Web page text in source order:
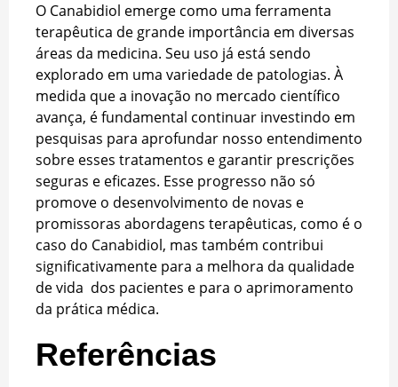
O Canabidiol emerge como uma ferramenta
terapêutica de grande importância em diversas
áreas da medicina. Seu uso já está sendo
explorado em uma variedade de patologias. À
medida que a inovação no mercado científico
avança, é fundamental continuar investindo em
pesquisas para aprofundar nosso entendimento
sobre esses tratamentos e garantir prescrições
seguras e eficazes. Esse progresso não só
promove o desenvolvimento de novas e
promissoras abordagens terapêuticas, como é o
caso do Canabidiol, mas também contribui
significativamente para a melhora da qualidade
de vida dos pacientes e para o aprimoramento
da prática médica.
Referências